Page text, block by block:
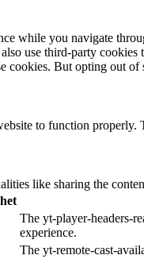
while you navigate
use third-party
cookies. But opting out
to function
like sharing the
The yt-player-headers-
experience.
The yt-remote-cast-